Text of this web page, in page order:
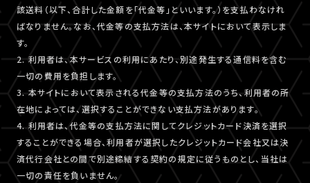
該送料（以下、合計した金額を「代金等」といいます。）を支払わなけれ
ばなりません。なお、代金等の支払方法は、本サイトにおいて表示しま
す。
2. 利用者は、本サービスの利用にあたり、別途発生する通信料を含む
一切の費用を負担します。
3. 本サイトにおいて表示される代金等の支払方法のうち、利用者の所
在地によっては、選択することができない支払方法があります。
4. 利用者は、代金等の支払方法に関してクレジットカード決済を選択
することができる場合、利用者が選択したクレジットカード会社又は決
済代行会社との間で別途締結する契約の規定に従うものとし、当社は
一切の責任を負いません。